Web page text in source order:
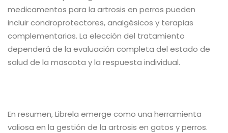
medicamentos para la artrosis en perros pueden
incluir condroprotectores, analgésicos y terapias
complementarias. La elección del tratamiento
dependerá de la evaluación completa del estado de
salud de la mascota y la respuesta individual.
En resumen, Librela emerge como una herramienta
valiosa en la gestión de la artrosis en gatos y perros.